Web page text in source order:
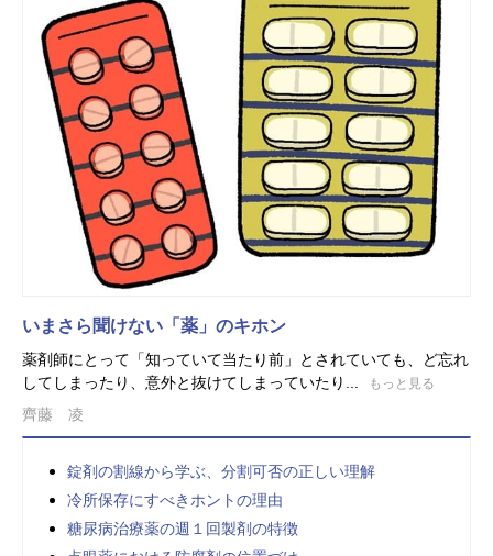
いまさら聞けない「薬」のキホン
薬剤師にとって「知っていて当たり前」とされていても、ど忘れ
してしまったり、意外と抜けてしまっていたり...
もっと見る
齊藤 凌
錠剤の割線から学ぶ、分割可否の正しい理解
冷所保存にすべきホントの理由
糖尿病治療薬の週１回製剤の特徴